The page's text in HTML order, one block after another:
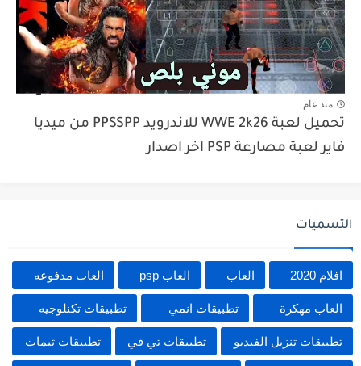
منذ عام
تحميل لعبة WWE 2k26 للاندرويد PPSSPP من ميديا
فاير لعبة مصارعة PSP اخر اصدار
التسميات
افلام 2020 العاب العاب psp العاب مدفوعه
العاب مهكرة تطبيقات انمي تطبيقات تكنلوجيه
تطبيقات تنزيل الفيديو تطبيقات تي في تطبيقات ثيمات